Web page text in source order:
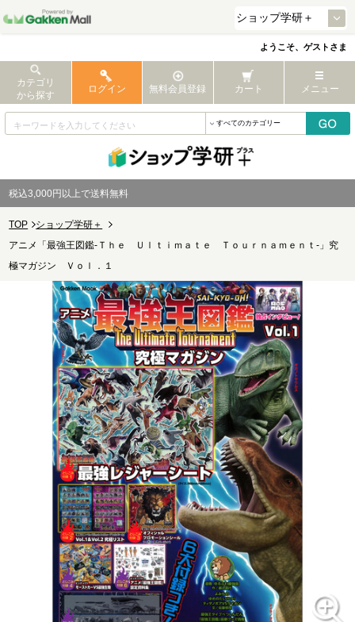
ようこそ、ゲストさま
カテゴリ
から探す
ログイン 無料会員登録 カート メニュー
税込3,000円以上で送料無料
TOP
ショップ学研＋
アニメ「最強王図鑑-Ｔｈｅ Ｕｌｔｉｍａｔｅ Ｔｏｕｒｎａｍｅｎｔ-」究
極マガジン Ｖｏｌ．１